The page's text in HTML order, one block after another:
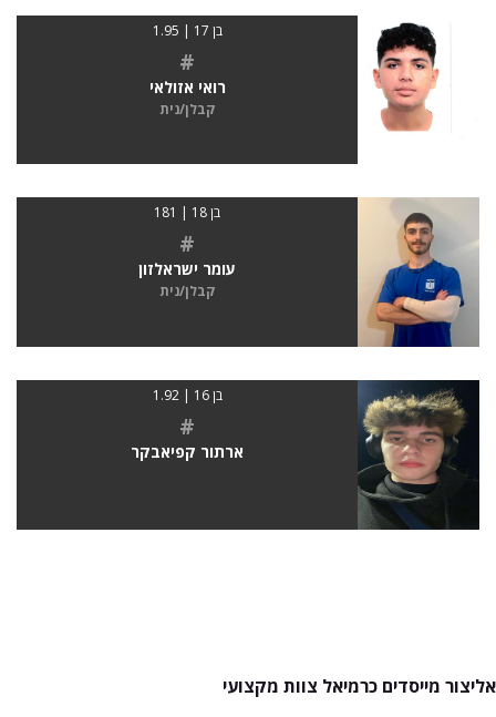
בן 17 | 1.95
#
רואי אזולאי
קבלן/נית
בן 18 | 181
#
עומר ישראלזון
קבלן/נית
בן 16 | 1.92
#
ארתור קפיאבקר
אליצור מייסדים כרמיאל צוות מקצועי